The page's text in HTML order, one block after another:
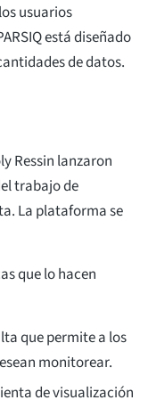
usuarios
está diseñado
de datos.
Ressin lanzaron
trabajo de
La plataforma se
que lo hacen
que permite a los
monitorear.
de visualización